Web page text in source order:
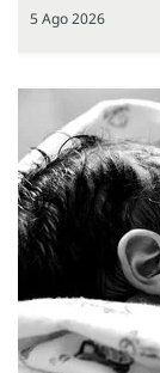
5 Ago 2026